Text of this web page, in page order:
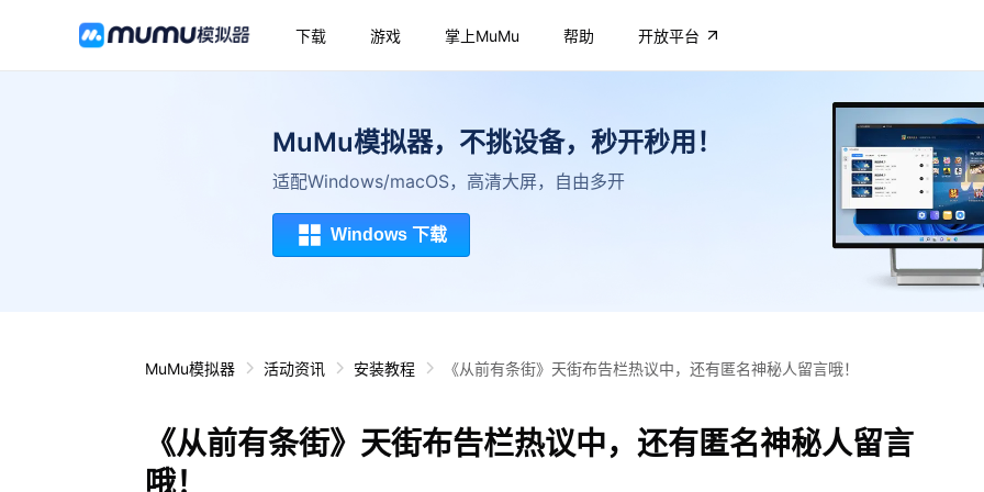
下载 游戏 掌上MuMu 帮助 开放平台
MuMu模拟器，不挑设备，秒开秒用！
适配Windows/macOS，高清大屏，自由多开
Windows 下载
MuMu模拟器 活动资讯 安装教程 《从前有条街》天街布告栏热议中，还有匿名神秘人留言哦！
《从前有条街》天街布告栏热议中，还有匿名神秘人留言
哦！